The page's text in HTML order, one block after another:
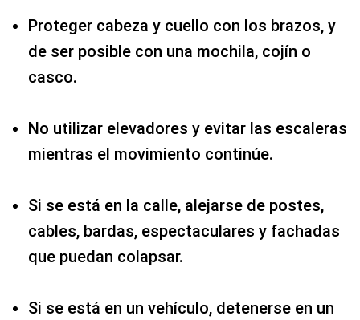
Proteger cabeza y cuello con los brazos, y
de ser posible con una mochila, cojín o
casco.
No utilizar elevadores y evitar las escaleras
mientras el movimiento continúe.
Si se está en la calle, alejarse de postes,
cables, bardas, espectaculares y fachadas
que puedan colapsar.
Si se está en un vehículo, detenerse en un